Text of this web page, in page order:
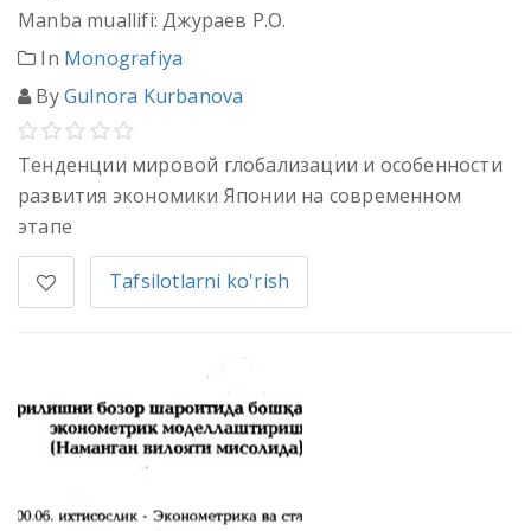
Manba muallifi: Джураев Р.О.
In Monografiya
ByGulnora Kurbanova
Тенденции мировой глобализации и особенности
развития экономики Японии на современном
этапе
Tafsilotlarni ko'rish